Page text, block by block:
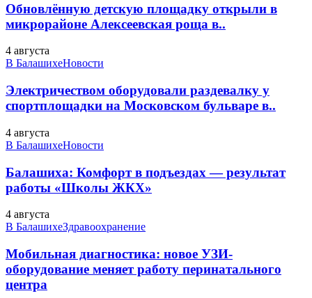
Обновлённую детскую площадку открыли в
микрорайоне Алексеевская роща в..
4 августа
В БалашихеНовости
Электричеством оборудовали раздевалку у
спортплощадки на Московском бульваре в..
4 августа
В БалашихеНовости
Балашиха: Комфорт в подъездах — результат
работы «Школы ЖКХ»
4 августа
В БалашихеЗдравоохранение
Мобильная диагностика: новое УЗИ-
оборудование меняет работу перинатального
центра